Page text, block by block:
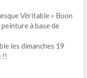
Véritable « Buon
à base de
les dimanches 19
!!